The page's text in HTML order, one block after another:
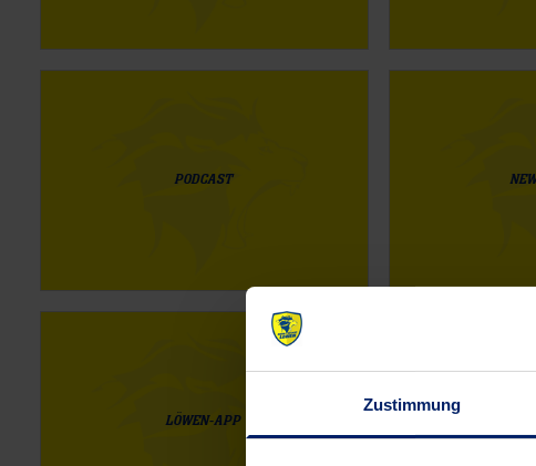
Zustimmung
PODCAST
LÖWEN-APP